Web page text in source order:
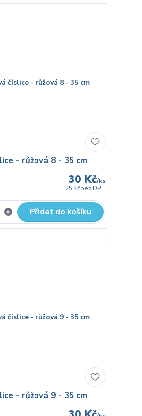
- růžová 8 - 35 cm
30 Kč/ks
25 Kčbez DPH
Přidat do košíku
- růžová 9 - 35 cm